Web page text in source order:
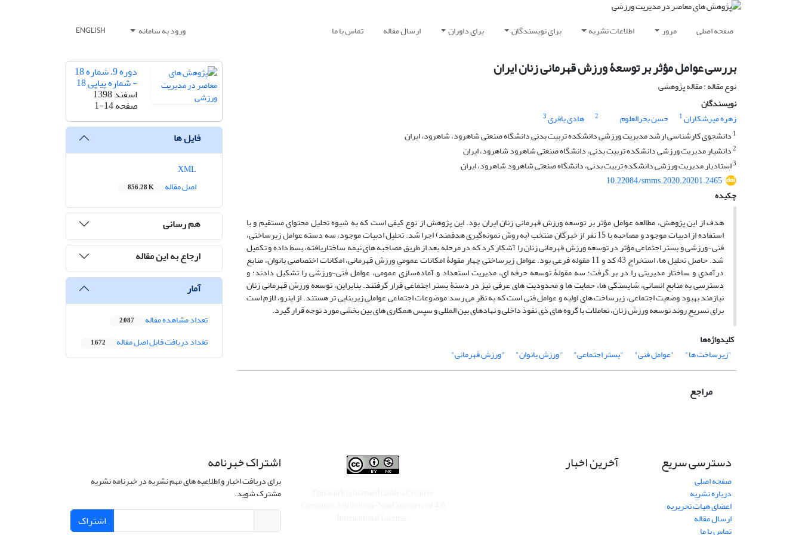
صفحه اصلی مرور اطلاعات نشریه برای نویسندگان برای داوران ارسال مقاله تماس با ما ورود به سامانه ENGLISH
بررسی عوامل مؤثر بر توسعۀ ورزش قهرمانی زنان ایران
نوع مقاله : مقاله پژوهشی
نویسندگان
زهره میرشکاران1 حسن بحرالعلوم 2 هادی باقری3
1 دانشجوی کارشناسی ارشد مدیریت ورزشی دانشکده تربیت بدنی دانشگاه صنعتی شاهرود، شاهرود، ایران
2دانشیار مدیریت ورزشی دانشکده تربیت بدنی، دانشگاه صنعتی شاهرود شاهرود، ایران
3استادیار مدیریت ورزشی دانشکده تربیت بدنی، دانشگاه صنعتی شاهرود شاهرود، ایران
10.22084/smms.2020.20201.2465
چکیده
هدف از این پژوهش، مطالعه عوامل مؤثر بر توسعه ورزش قهرمانی زنان ایران بود. این پژوهش از نوع کیفی است که به شیوه تحلیل محتوای مستقیم و با
استفاده از ادبیات موجود و مصاحبه با 15 نفر از خبرگان منتخب (به روش نمونه‌گیری هدفمند) اجرا شد. تحلیل ادبیات موجود، سه دسته عوامل زیرساختی،
فنی-ورزشی و بستر اجتماعی مؤثر در توسعه ورزش قهرمانی زنان را آشکار کرد که در مرحله بعد از طریق مصاحبه های نیمه ساختاریافته، بسط داده و تکمیل
شد. حاصل تحلیل ها، استخراج 43 کد و 11 مقوله فرعی بود. عوامل زیرساختی چهار مقولۀ امکانات عمومیِ ورزش قهرمانی، امکانات اختصاصی بانوان، منابع
درآمدی و ساختار مدیریتی را در بر گرفت؛ سه مقولۀ توسعه حرفه ای، مدیریت استعداد و آماده‌سازی عمومی، عوامل فنی-ورزشی را تشکیل دادند؛ و
دسترسی به منابع انسانی، شایستگی ها، حمایت ها و محدودیت های عرفی نیز در دستۀ بستر اجتماعی قرار گرفتند. بنابراین، توسعه ورزش قهرمانی زنان
نیازمند بهبود وضعیت اجتماعی، زیرساخت های اولیه و عوامل فنی است که به نظر می رسد موضوعات اجتماعی عواملی زیربنایی تر هستند. از اینرو، لازم است
برای تسریع روند توسعه ورزش زنان، تعاملات با گروه های ذی نفوذ داخلی و نهادهای بین المللی و سپس همکاری های بین بخشی مورد توجه قرار گیرد.
کلیدواژه‌ها
"زیرساخت ها"
"عوامل فنی" "بستر اجتماعی" "ورزش بانوان" "ورزش قهرمانی"
مراجع
دوره 9، شماره 18
- شماره پیاپی 18
اسفند 1398
صفحه1-14
فایل ها
اصل مقاله
856.28 K
هم رسانی
ارجاع به این مقاله
آمار
تعداد مشاهده مقاله 2,087
تعداد دریافت فایل اصل مقاله 1,672
دسترسی سریع
صفحه اصلی
درباره نشریه
اعضای هیات تحریریه
ارسال مقاله
تماس با ما
آخرین اخبار اشتراک خبرنامه
برای دریافت اخبار و اطلاعیه های مهم نشریه در خبرنامه نشریه
مشترک شوید.
اشتراک